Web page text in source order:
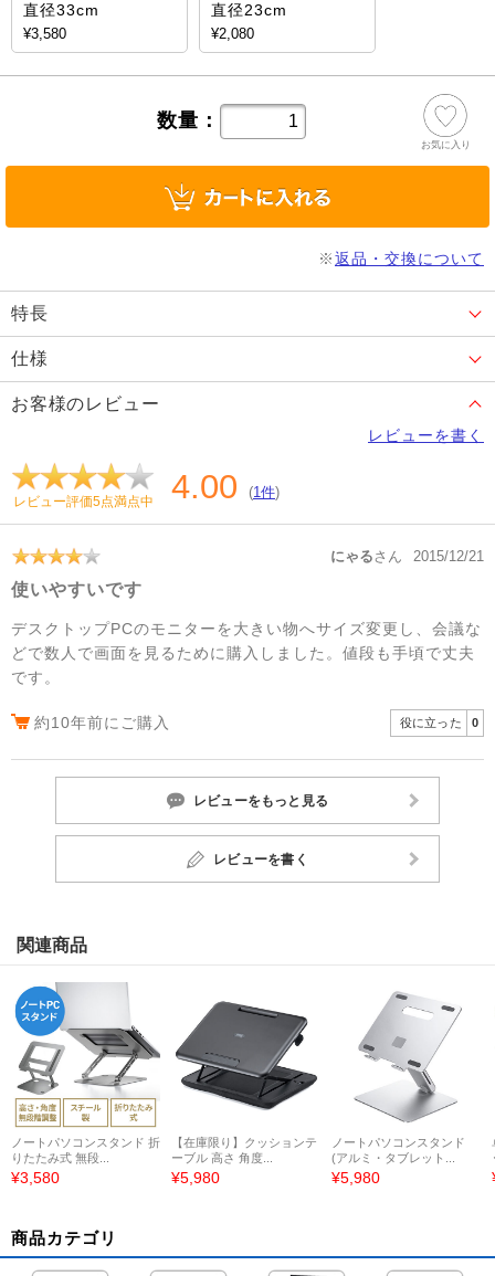
直径33cm
¥3,580
直径23cm
¥2,080
数量：
お気に入り
※返品・交換について
特長
仕様
お客様のレビュー
レビューを書く
レビュー評価5点満点中 4.00 (1件)
にゃるさん 2015/12/21
使いやすいです
デスクトップPCのモニターを大きい物へサイズ変更し、会議な
どで数人で画面を見るために購入しました。値段も手頃で丈夫
です。
約10年前にご購入 役に立った 0
レビューをもっと見る
レビューを書く
関連商品
ノートパソコンスタンド 折
りたたみ式 無段...
¥3,580
【在庫限り】クッションテ
ーブル 高さ 角度...
¥5,980
ノートパソコンスタンド
(アルミ・タブレット...
¥5,980
商品カテゴリ